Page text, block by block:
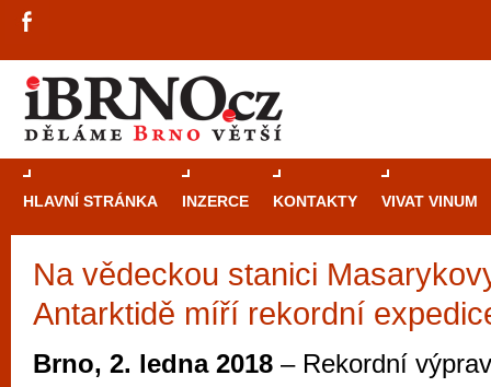
HLAVNÍ STRÁNKA INZERCE KONTAKTY VIVAT VINUM
Na vědeckou stanici
Antarktidě míří rekordní
Brno, 2. ledna 2018 – Rekordní
Průvodce
Brně: Od